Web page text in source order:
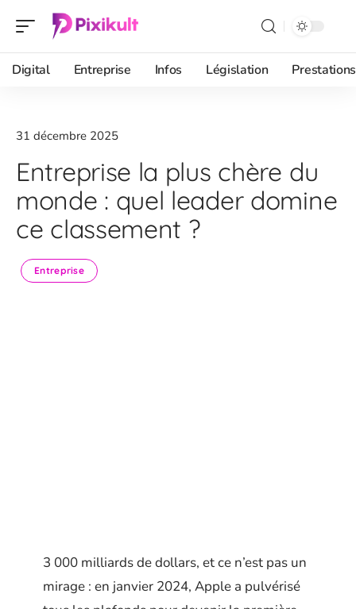
Digital Entreprise Infos Législation Prestations
31 décembre 2025
Entreprise la plus chère du
monde : quel leader domine
ce classement ?
Entreprise
3 000 milliards de dollars, et ce n’est pas un
mirage : en janvier 2024, Apple a pulvérisé